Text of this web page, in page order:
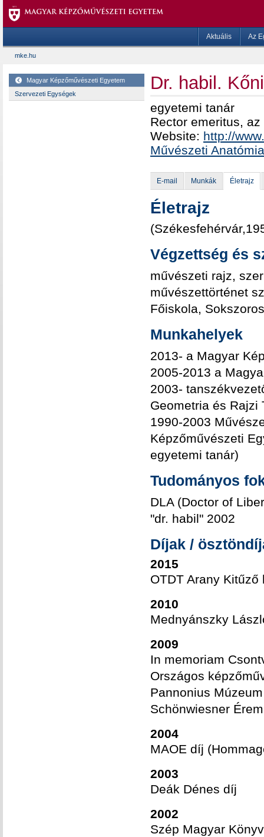
Aktuális Az
mke.hu
Magyar Képzőművészeti Egyetem
Szervezeti Egységek
Dr. habil.
egyetemi tanár
Rector emeritus,
Website: http://
Művészeti
E-mail Munkák Életrajz
Életrajz
Végzettség és
művészeti rajz,
művészettörténet
Főiskola,
Munkahelyek
2013- a Magyar
2005-2013 a
2003-
Geometria és Rajzi
1990-2003
Képzőművészeti
egyetemi tanár)
Tudományos
DLA (Doctor of
"dr. habil" 2002
Díjak /
2015
OTDT Arany Kitűző
2010
Mednyánszky
2009
In memoriam
Országos
Pannonius
Schönwiesner Érem
2004
MAOE díj
2003
Deák Dénes díj
2002
Szép Magyar